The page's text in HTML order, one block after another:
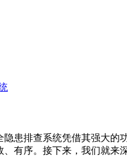
患排查系统凭借其强大的
有序。接下来，我们就来